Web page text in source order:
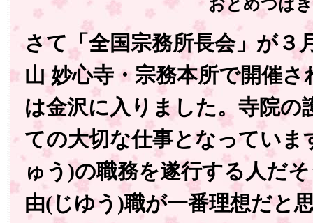
おとめつばき
さて「全国宗務所長会」が３
山 妙心寺・宗務本所で開催
は金沢に入りました。寺院の
ての大切な仕事となっていま
ゅう)の職務を遂行する人だ
由(じゆう)職が一番理想だと